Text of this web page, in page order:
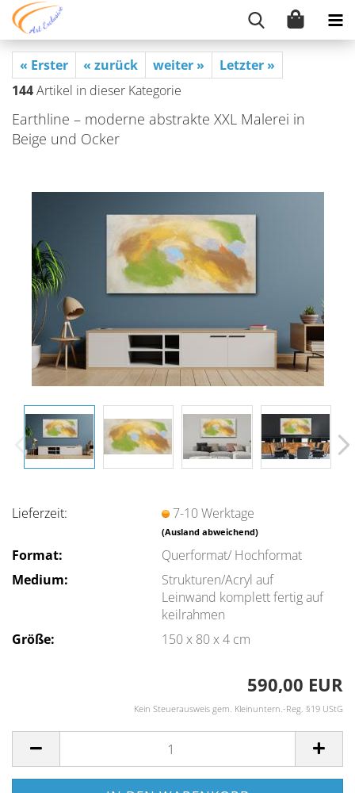
« Erster « zurück weiter »
Letzter »
144Artikel in dieser Kategorie
Earth­li­ne – mo­der­ne abs­trak­te XXL Ma­le­rei in
Beige und Ocker
Lieferzeit: 7-10 Werktage
(Ausland abweichend)
Format:
Querformat/ Hochformat
Medium:
Strukturen/Acryl auf
Leinwand komplett fertig auf
keilrahmen
Größe:
150 x 80 x 4 cm
590,00 EUR
Kein Steuerausweis gem. Kleinuntern.-Reg. §19 UStG